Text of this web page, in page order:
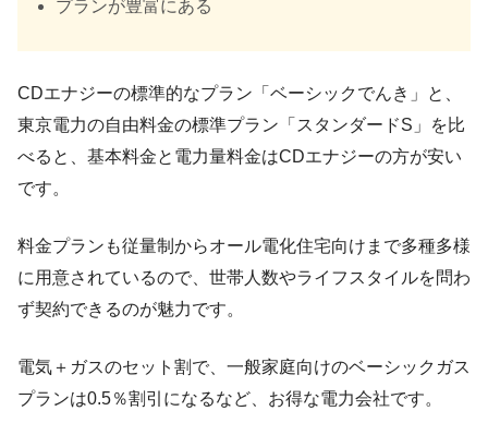
プランが豊富にある
CDエナジーの標準的なプラン「ベーシックでんき」と、
東京電力の自由料金の標準プラン「スタンダードS」を比
べると、基本料金と電力量料金はCDエナジーの方が安い
です。
料金プランも従量制からオール電化住宅向けまで多種多様
に用意されているので、世帯人数やライフスタイルを問わ
ず契約できるのが魅力です。
電気＋ガスのセット割で、一般家庭向けのベーシックガス
プランは0.5％割引になるなど、お得な電力会社です。